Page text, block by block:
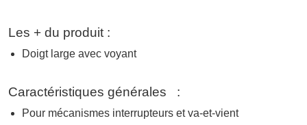
Les + du produit :
Doigt large avec voyant
Caractéristiques générales :
Pour mécanismes interrupteurs et va-et-vient